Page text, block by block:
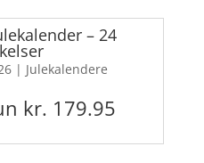
– 24
| Julekalendere
kr. 179.95